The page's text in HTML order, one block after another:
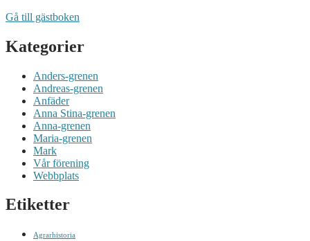
Gå till gästboken
Kategorier
Anders-grenen
Andreas-grenen
Anfäder
Anna Stina-grenen
Anna-grenen
Maria-grenen
Mark
Vår förening
Webbplats
Etiketter
Agrarhistoria